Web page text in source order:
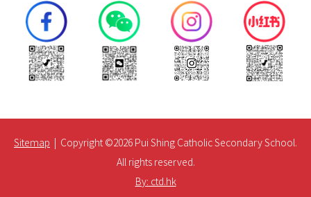
Sitemap | Copyright ©2026 Pui Shing Catholic Secondary School.
All rights reserved.
By: ctd.hk